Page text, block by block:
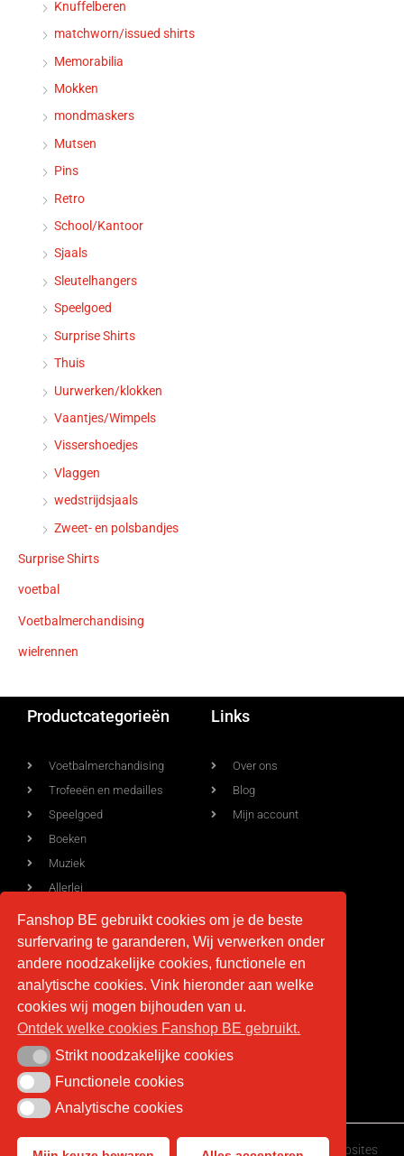
Knuffelberen
matchworn/issued shirts
Memorabilia
Mokken
mondmaskers
Mutsen
Pins
Retro
School/Kantoor
Sjaals
Sleutelhangers
Speelgoed
Surprise Shirts
Thuis
Uurwerken/klokken
Vaantjes/Wimpels
Vissershoedjes
Vlaggen
wedstrijdsjaals
Zweet- en polsbandjes
Surprise Shirts
voetbal
Voetbalmerchandising
wielrennen
Productcategorieën
Voetbalmerchandising
Trofeeën en medailles
Speelgoed
Boeken
Muziek
Allerlei
Links
Over ons
Blog
Mijn account
Voorwaarden
Levering
Privacy
Retourneren
Algemene voorwaarden
Contact
info@fan-shop.be
BTW BE 0879.850.673
Fan-shop.be © Copyright 2026 | Gemaakt door HappyWebsites
Fanshop BE gebruikt cookies om je de beste
surfervaring te garanderen, Wij verwerken onder
andere noodzakelijke cookies, functionele en
analytische cookies. Vink hieronder aan welke
cookies wij mogen bijhouden van u.
Ontdek welke cookies Fanshop BE gebruikt.
Strikt noodzakelijke cookies
Strikt noodzakelijke cookies
Functionele cookies
Functionele cookies
Analytische cookies
Analytische cookies